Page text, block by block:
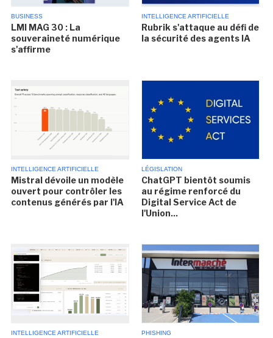
BUSINESS
LMI MAG 30 : La
souveraineté numérique
s'affirme
INTELLIGENCE ARTIFICIELLE
Rubrik s'attaque au défi de
la sécurité des agents IA
INTELLIGENCE ARTIFICIELLE
Mistral dévoile un modèle
ouvert pour contrôler les
contenus générés par l'IA
LÉGISLATION
ChatGPT bientôt soumis
au régime renforcé du
Digital Service Act de
l'Union...
INTELLIGENCE ARTIFICIELLE PHISHING